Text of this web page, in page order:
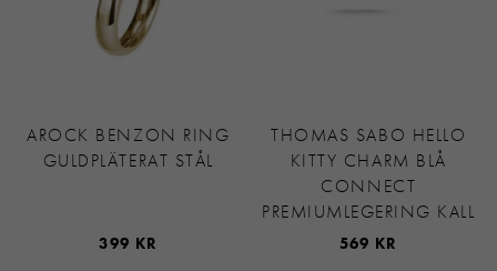
AROCK BENZON RING
GULDPLÄTERAT STÅL
399 KR
THOMAS SABO HELLO
KITTY CHARM BLÅ
CONNECT
PREMIUMLEGERING KALL
569 KR